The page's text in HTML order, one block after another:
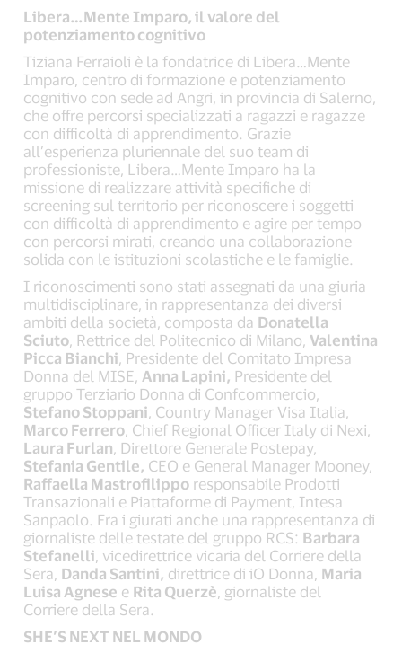
Libera…Mente Imparo, il valore del
potenziamento cognitivo
Tiziana Ferraioli è la fondatrice di Libera…Mente
Imparo, centro di formazione e potenziamento
cognitivo con sede ad Angri, in provincia di Salerno,
che offre percorsi specializzati a ragazzi e ragazze
con difficoltà di apprendimento. Grazie
all’esperienza pluriennale del suo team di
professioniste, Libera…Mente Imparo ha la
missione di realizzare attività specifiche di
screening sul territorio per riconoscere i soggetti
con difficoltà di apprendimento e agire per tempo
con percorsi mirati, creando una collaborazione
solida con le istituzioni scolastiche e le famiglie.
I riconoscimenti sono stati assegnati da una giuria
multidisciplinare, in rappresentanza dei diversi
ambiti della società, composta da Donatella
Sciuto, Rettrice del Politecnico di Milano,Valentina
Picca Bianchi, Presidente del Comitato Impresa
Donna del MISE, Anna Lapini, Presidente del
gruppo Terziario Donna di Confcommercio,
Stefano Stoppani, Country Manager Visa Italia,
Marco Ferrero, Chief Regional Officer Italy di Nexi,
Laura Furlan, Direttore Generale Postepay,
Stefania Gentile, CEO e General Manager Mooney,
Raffaella Mastrofilippo responsabile Prodotti
Transazionali e Piattaforme di Payment, Intesa
Sanpaolo. Fra i giurati anche una rappresentanza di
giornaliste delle testate del gruppo RCS: Barbara
Stefanelli, vicedirettrice vicaria del Corriere della
Sera, Danda Santini, direttrice di iO Donna, Maria
Luisa Agnese e Rita Querzè, giornaliste del
Corriere della Sera.
SHE’S NEXT NEL MONDO